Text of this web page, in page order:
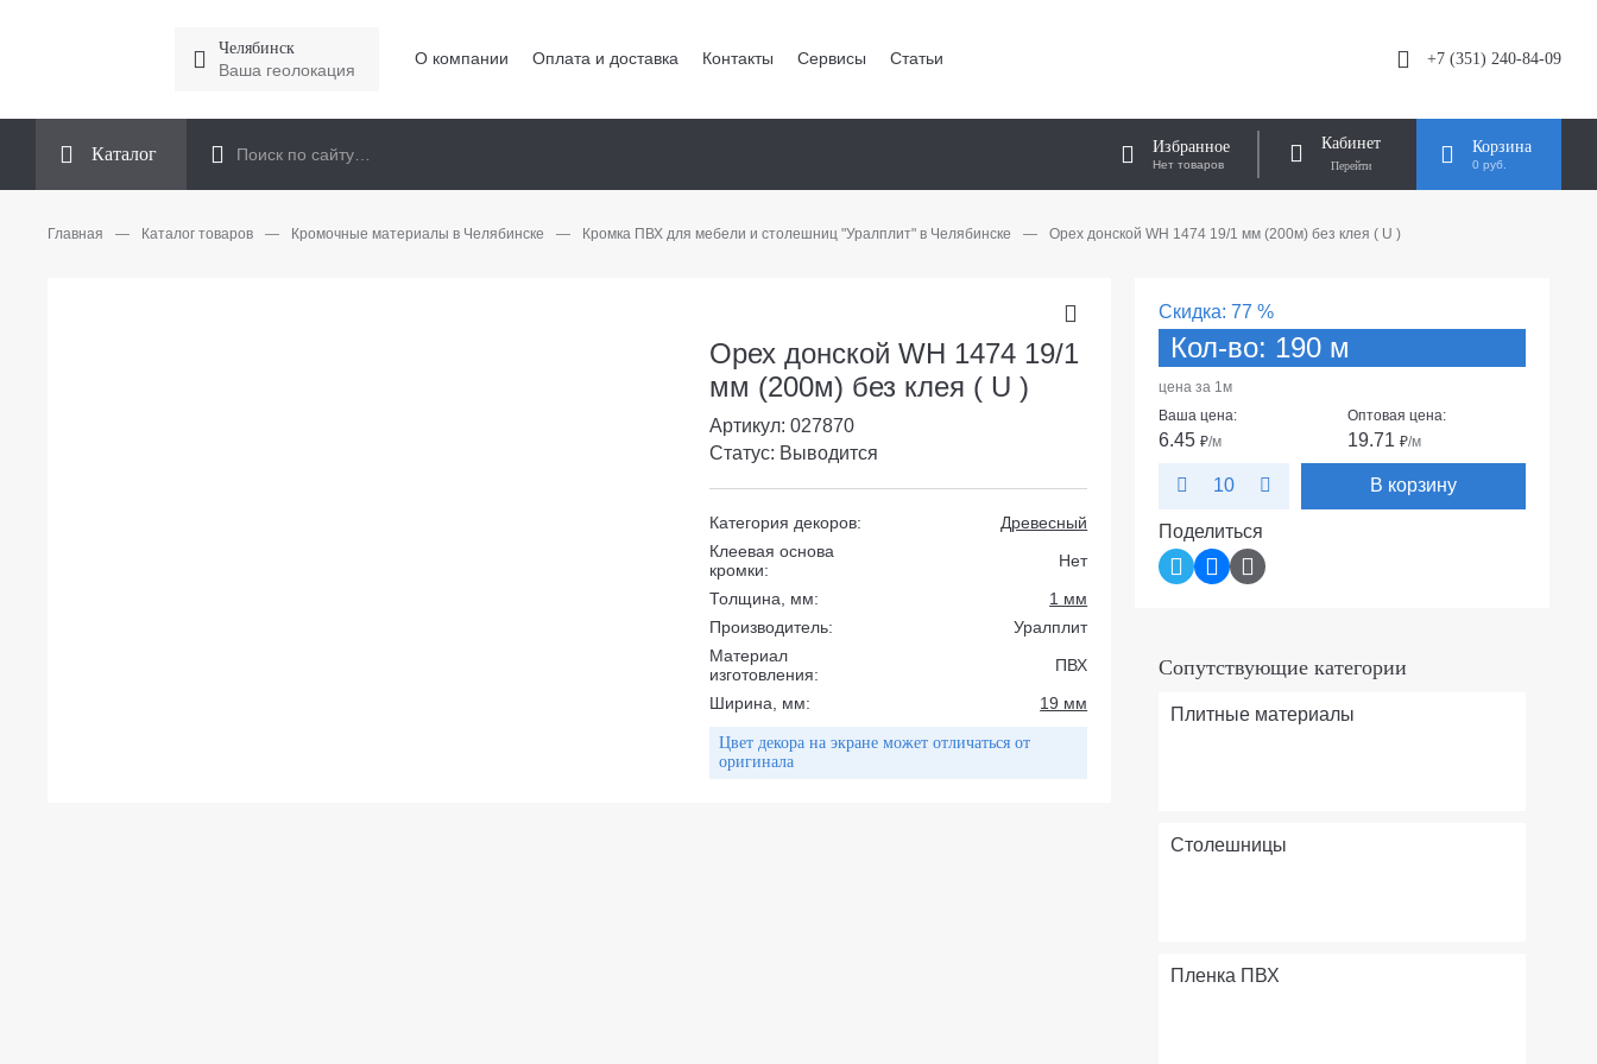
Челябинск
Ваша геолокация
О компании Оплата и доставка Контакты Сервисы Статьи +7 (351) 240-84-09
Каталог Избранное
Нет товаров
Кабинет Корзина
0 руб.
Главная — Каталог товаров — Кромочные материалы в Челябинске — Кромка ПВХ для мебели и столешниц "Уралплит" в Челябинске — Орех донской WH 1474 19/1 мм (200м) без клея ( U )
Скидка:77 %
Кол-во: 190 м
цена за 1м
Ваша цена:
6.45₽/м
Оптовая цена:
19.71₽/м
10 В корзину
Поделиться
Сопутствующие категории
Плитные материалы
Столешницы
Пленка ПВХ
Орех донской WH 1474 19/1
мм (200м) без клея ( U )
Артикул: 027870
Статус: Выводится
Категория декоров:
Древесный
Клеевая основа
кромки:
Нет
Толщина, мм:
1 мм
Производитель:
Уралплит
Материал
изготовления:
ПВХ
Ширина, мм:
19 мм
Цвет декора на экране может отличаться от
оригинала